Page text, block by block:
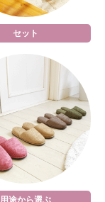
セット